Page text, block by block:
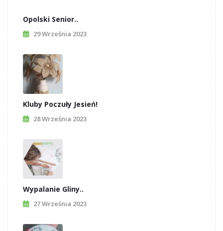
Opolski Senior..
29 Września 2023
Kluby Poczuły Jesień!
28 Września 2023
Wypalanie Gliny..
27 Września 2023